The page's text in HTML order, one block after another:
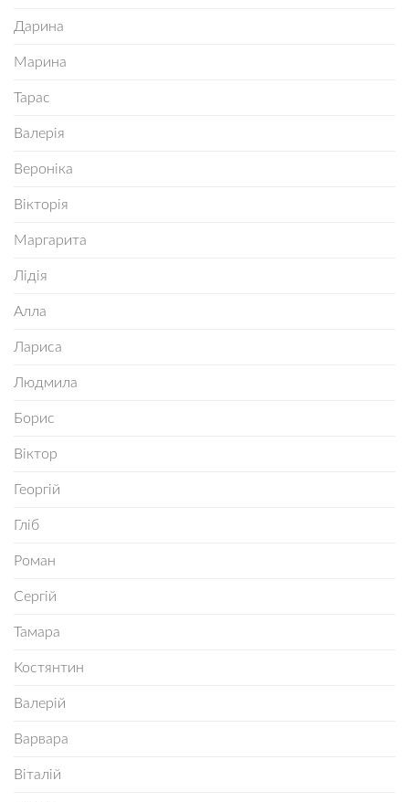
Дарина
Марина
Тарас
Валерія
Вероніка
Вікторія
Маргарита
Лідія
Алла
Лариса
Людмила
Борис
Віктор
Георгій
Гліб
Роман
Сергій
Тамара
Костянтин
Валерій
Варвара
Віталій